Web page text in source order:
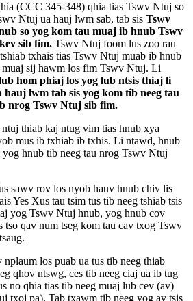
(CCC 345-348) qhia tias Tswv Ntuj so
Ntuj ua hauj lwm sab, tab sis Tswv
so yog kom tau muaj ib hnub Tswv
sib fim. Tswv Ntuj foom lus zoo rau
txhais tias Tswv Ntuj muab ib hnub
muaj sij hawm los fim Tswv Ntuj. Li
hom phiaj los yog lub ntsis thiaj li
hauj lwm tab sis yog kom tib neeg tau
nrog Tswv Ntuj sib fim.
thiab kaj ntug vim tias hnub xya
mus ib txhiab ib txhis. Li ntawd, hnub
hnub tib neeg tau nrog Tswv Ntuj
sawv rov los nyob hauv hnub chiv lis
Yes Xus tau tsim tus tib neeg tshiab tsis
yog Tswv Ntuj hnub, yog hnub cov
tso qav num tseg kom tau cav txog Tswv
los puab ua tus tib neeg thiab
qhov ntswg, ces tib neeg ciaj ua ib tug
no qhia tias tib neeg muaj lub cev (av)
txoj pa). Tab txawm tib neeg yog av tsis